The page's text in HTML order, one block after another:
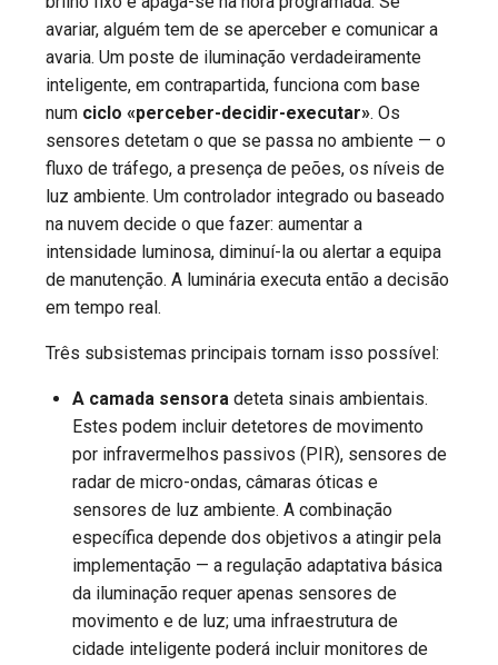
avariar, alguém tem de se aperceber e comunicar a
avaria. Um poste de iluminação verdadeiramente
inteligente, em contrapartida, funciona com base
num ciclo «perceber-decidir-executar». Os
sensores detetam o que se passa no ambiente — o
fluxo de tráfego, a presença de peões, os níveis de
luz ambiente. Um controlador integrado ou baseado
na nuvem decide o que fazer: aumentar a
intensidade luminosa, diminuí-la ou alertar a equipa
de manutenção. A luminária executa então a decisão
em tempo real.
Três subsistemas principais tornam isso possível:
A camada sensora deteta sinais ambientais.
Estes podem incluir detetores de movimento
por infravermelhos passivos (PIR), sensores de
radar de micro-ondas, câmaras óticas e
sensores de luz ambiente. A combinação
específica depende dos objetivos a atingir pela
implementação — a regulação adaptativa básica
da iluminação requer apenas sensores de
movimento e de luz; uma infraestrutura de
cidade inteligente poderá incluir monitores de